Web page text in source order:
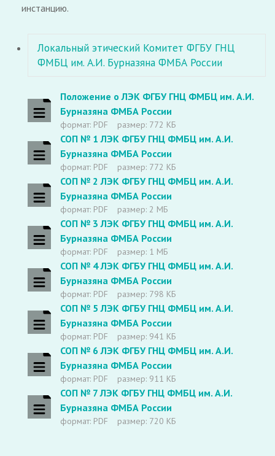
инстанцию.
Локальный этический Комитет ФГБУ ГНЦ
ФМБЦ им. А.И. Бурназяна ФМБА России
Положение о ЛЭК ФГБУ ГНЦ ФМБЦ им. А.И.
Бурназяна ФМБА России
формат: PDF размер: 772 КБ
СОП № 1 ЛЭК ФГБУ ГНЦ ФМБЦ им. А.И.
Бурназяна ФМБА России
формат: PDF размер: 772 КБ
СОП № 2 ЛЭК ФГБУ ГНЦ ФМБЦ им. А.И.
Бурназяна ФМБА России
формат: PDF размер: 2 МБ
СОП № 3 ЛЭК ФГБУ ГНЦ ФМБЦ им. А.И.
Бурназяна ФМБА России
формат: PDF размер: 1 МБ
СОП № 4 ЛЭК ФГБУ ГНЦ ФМБЦ им. А.И.
Бурназяна ФМБА России
формат: PDF размер: 798 КБ
СОП № 5 ЛЭК ФГБУ ГНЦ ФМБЦ им. А.И.
Бурназяна ФМБА России
формат: PDF размер: 941 КБ
СОП № 6 ЛЭК ФГБУ ГНЦ ФМБЦ им. А.И.
Бурназяна ФМБА России
формат: PDF размер: 911 КБ
СОП № 7 ЛЭК ФГБУ ГНЦ ФМБЦ им. А.И.
Бурназяна ФМБА России
формат: PDF размер: 720 КБ